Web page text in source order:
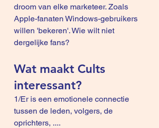
droom van elke marketeer. Zoals
Apple-fanaten Windows-gebruikers
willen 'bekeren'. Wie wilt niet
dergelijke fans?
Wat maakt Cults
interessant?
1/Er is een emotionele connectie
tussen de leden, volgers, de
oprichters, ....